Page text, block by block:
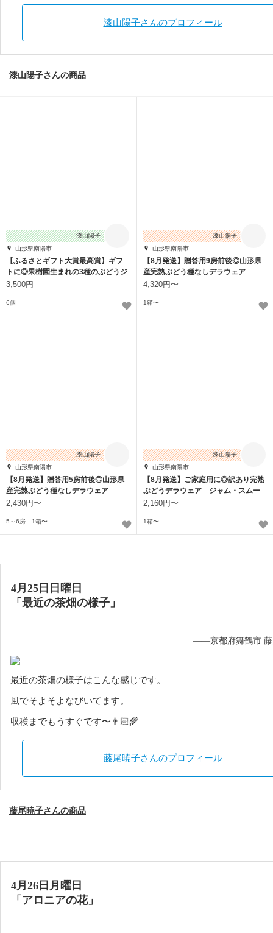
漆山陽子さんのプロフィール
漆山陽子さんの商品
漆山陽子
山形県南陽市
【ふるさとギフト大賞最高賞】ギフ
トに◎果樹園生まれの3種のぶどうジ
ェラート
3,500円
6個
漆山陽子
山形県南陽市
【8月発送】贈答用9房前後◎山形県
産完熟ぶどう種なしデラウェア
4,320円〜
1箱〜
漆山陽子
山形県南陽市
【8月発送】贈答用5房前後◎山形県
産完熟ぶどう種なしデラウェア
2,430円〜
5～6房 1箱〜
漆山陽子
山形県南陽市
【8月発送】ご家庭用に◎訳あり完熟
ぶどうデラウェア ジャム・スムー
ジーなどにも❗
2,160円〜
1箱〜
4月25日日曜日
「最近の茶畑の様子」
——京都府舞鶴市 藤
最近の茶畑の様子はこんな感じです。
風でそよそよなびいてます。
収穫までもうすぐです〜👨🏻‍🌾
藤尾暁子さんのプロフィール
藤尾暁子さんの商品
4月26日月曜日
「アロニアの花」